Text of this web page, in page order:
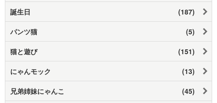
誕生日 (187)
パンツ猫 (5)
猫と遊び (151)
にゃんモック (13)
兄弟姉妹にゃんこ (45)